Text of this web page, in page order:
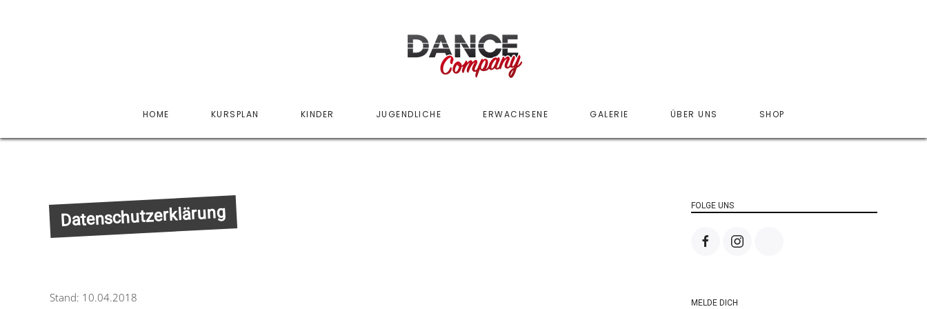
HOME KURSPLAN KINDER JUGENDLICHE ERWACHSENE GALERIE ÜBER UNS SHOP
Datenschutzerklärung
Stand: 10.04.2018
FOLGE UNS
MELDE DICH